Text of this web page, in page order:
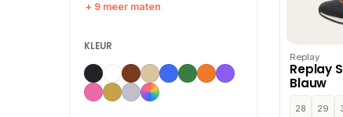
+ 9 meer maten
KLEUR
Replay
Replay
Blauw
28 29